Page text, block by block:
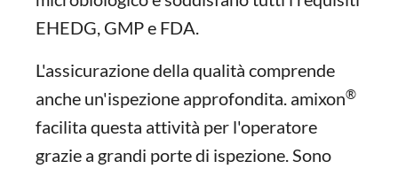
EHEDG, GMP e FDA.
L'assicurazione della qualità comprende
anche un'ispezione approfondita. amixon®
facilita questa attività per l'operatore
grazie a grandi porte di ispezione. Sono